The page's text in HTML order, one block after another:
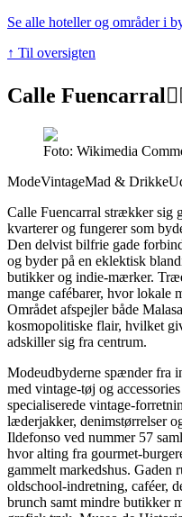
Se alle hoteller og områder i
↑ Til oversigten
Calle Fuencarral
Foto: Wikimedia
ModeVintageMad & Drikke
Calle Fuencarral strækker sig
kvarterer og fungerer som
Den delvist bilfrie gade
og byder på en eklektisk
butikker og indie-mærker.
mange cafébarer, hvor lokale
Området afspejler både
kosmopolitiske flair, hvilket
adskiller sig fra centrum.
Modeudbyderne spænder fra
med vintage-tøj og
specialiserede vintage-
læderjakker, denimstørrelser
Ildefonso ved nummer 57
hvor alting fra gourmet-
gammelt markedshus. Gaden
oldschool-indretning, caféer,
brunch samt mindre butikker